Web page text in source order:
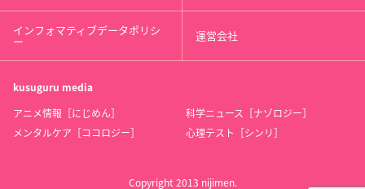
インフォマティブデータポリシ
ー 運営会社
kusuguru media
アニメ情報［にじめん］
科学ニュース［ナゾロジー］
メンタルケア［ココロジー］
心理テスト［シンリ］
Copyright 2013 nijimen.